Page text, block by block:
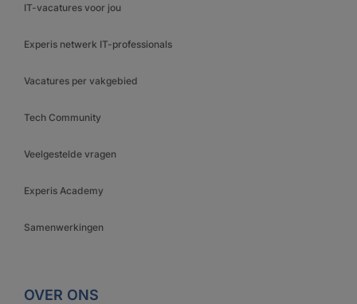
IT-vacatures voor jou
Experis netwerk IT-professionals
Vacatures per vakgebied
Tech Community
Veelgestelde vragen
Experis Academy
Samenwerkingen
OVER ONS